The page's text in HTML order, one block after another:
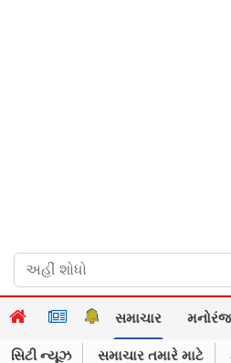
સમાચાર
સિટી ન્યૂઝ સમાચાર તમારે માટે